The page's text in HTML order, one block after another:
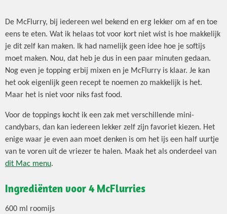
De McFlurry, bij iedereen wel bekend en erg lekker om af en toe
eens te eten. Wat ik helaas tot voor kort niet wist is hoe makkelijk
je dit zelf kan maken. Ik had namelijk geen idee hoe je softijs
moet maken. Nou, dat heb je dus in een paar minuten gedaan.
Nog even je topping erbij mixen en je McFlurry is klaar. Je kan
het ook eigenlijk geen recept te noemen zo makkelijk is het.
Maar het is niet voor niks fast food.
Voor de toppings kocht ik een zak met verschillende mini-
candybars, dan kan iedereen lekker zelf zijn favoriet kiezen. Het
enige waar je even aan moet denken is om het ijs een half uurtje
van te voren uit de vriezer te halen. Maak het als onderdeel van
dit Mac menu.
Ingrediënten voor 4 McFlurries
600 ml roomijs